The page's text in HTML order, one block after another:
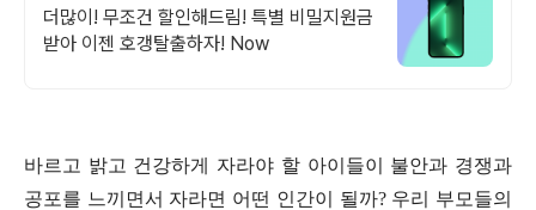
무조건 더 할인!
더많이! 무조건 할인해드림! 특별 비밀지원금
받아 이젠 호갱탈출하자! Now
바르고 밝고 건강하게 자라야 할 아이들이 불안과 경쟁과
공포를 느끼면서 자라면 어떤 인간이 될까? 우리 부모들의